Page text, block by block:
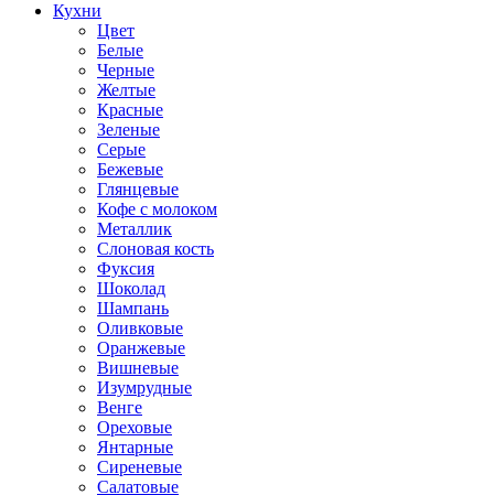
Кухни
Цвет
Белые
Черные
Желтые
Красные
Зеленые
Серые
Бежевые
Глянцевые
Кофе с молоком
Металлик
Слоновая кость
Фуксия
Шоколад
Шампань
Оливковые
Оранжевые
Вишневые
Изумрудные
Венге
Ореховые
Янтарные
Сиреневые
Салатовые